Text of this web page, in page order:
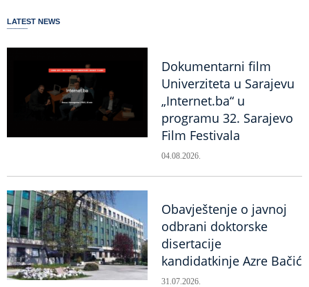
LATEST NEWS
Dokumentarni film
Univerziteta u Sarajevu
„Internet.ba“ u
programu 32. Sarajevo
Film Festivala
04.08.2026.
Obavještenje o javnoj
odbrani doktorske
disertacije
kandidatkinje Azre Bačić
31.07.2026.